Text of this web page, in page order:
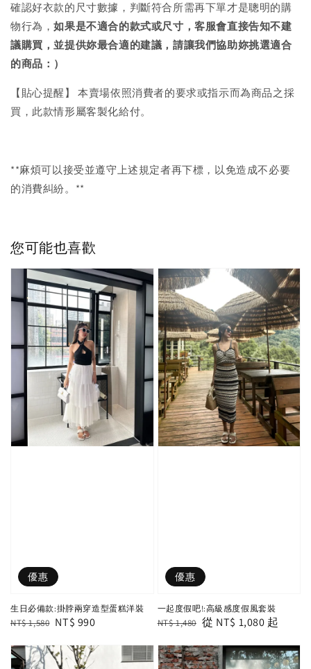
確認好衣款的尺寸數據，判斷符合所需再下單才是聰明的購
物行為，如果是不適合的款式或尺寸，客服會直接告知不建
議購買，並提供妳最合適的建議，請讓我們協助妳挑選適合
的商品：）
【貼心提醒】 本賣場依照消費者的要求或指示而為商品之採
買，此款情形屬客製化給付。
**麻煩可以接受並遵守上述規定者再下標，以免造成不必要
的消費糾紛。**
您可能也喜歡
優惠
生日必備款:掛脖兩穿造型蛋糕洋裝
Regular
NT$ 1,580 Sale
NT$ 990
優惠
一起度假吧!:高級感度假風套裝
Regular
NT$ 1,480 Sale
從 NT$ 1,080 起